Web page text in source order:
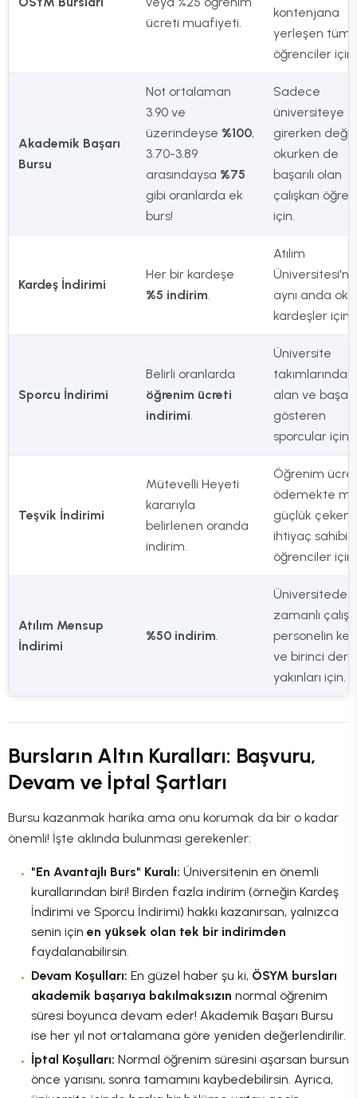
ücreti muafiyeti.
kontenjana
yerleşen tüm
öğrenciler için.
Akademik Başarı
Bursu
Not ortalaman
3.90 ve
üzerindeyse %100,
3.70-3.89
arasındaysa %75
gibi oranlarda ek
burs!
Sadece
üniversiteye
girerken değil,
okurken de
başarılı olan
çalışkan
için.
Kardeş İndirimi
Her bir kardeşe
%5 indirim
Atılım
aynı anda
kardeşler için.
Sporcu İndirimi
Belirli oranlarda
öğrenim ücreti
indirimi
Üniversite
takımlarında
alan ve başarı
gösteren
sporcular için.
Teşvik İndirimi
Mütevelli Heyeti
kararıyla
belirlenen oranda
indirim.
Öğrenim
ödemekte
güçlük çeken,
ihtiyaç sahibi
öğrenciler için.
Atılım Mensup
İndirimi
%50 indirim
Üniversitede
zamanlı
personelin
ve birinci
yakınları için.
Bursların Altın Kuralları: Başvuru,
Devam ve İptal Şartları
Bursu kazanmak harika ama onu korumak da bir o kadar
önemli! İşte aklında bulunması gerekenler:
"En Avantajlı Burs" Kuralı: Üniversitenin en önemli
kurallarından biri! Birden fazla indirim (örneğin Kardeş
İndirimi ve Sporcu İndirimi) hakkı kazanırsan, yalnızca
senin için en yüksek olan tek bir indirimden
faydalanabilirsin.
Devam Koşulları: En güzel haber şu ki, ÖSYM bursları
akademik başarıya bakılmaksızın normal öğrenim
süresi boyunca devam eder! Akademik Başarı Bursu
ise her yıl not ortalamana göre yeniden değerlendirilir.
İptal Koşulları: Normal öğrenim süresini aşarsan bursun
önce yarısını, sonra tamamını kaybedebilirsin. Ayrıca,